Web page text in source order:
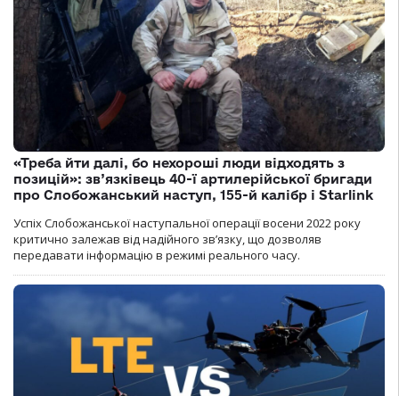
«Треба йти далі, бо нехороші люди відходять з
позицій»: зв’язківець 40-ї артилерійської бригади
про Слобожанський наступ, 155-й калібр і Starlink
Успіх Слобожанської наступальної операції восени 2022 року
критично залежав від надійного зв’язку, що дозволяв
передавати інформацію в режимі реального часу.